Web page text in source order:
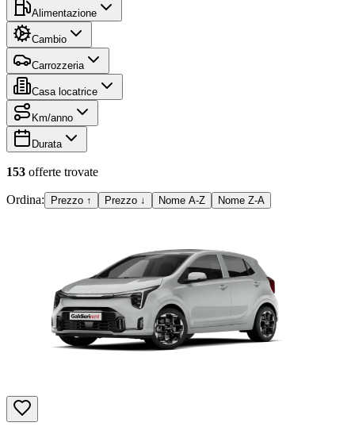
Alimentazione
Cambio
Carrozzeria
Casa locatrice
Km/anno
Durata
153 offerte trovate
Ordina: Prezzo ↑ Prezzo ↓ Nome A-Z Nome Z-A